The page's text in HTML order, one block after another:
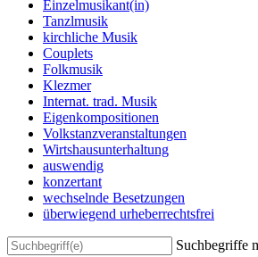
Einzelmusikant(in)
Tanzlmusik
kirchliche Musik
Couplets
Folkmusik
Klezmer
Internat. trad. Musik
Eigenkompositionen
Volkstanzveranstaltungen
Wirtshausunterhaltung
auswendig
konzertant
wechselnde Besetzungen
überwiegend urheberrechtsfrei
Suchbegriffe